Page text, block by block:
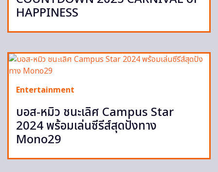
HAPPINESS
Entertainment
บอส-หมิว ชนะเลิศ Campus Star
2024 พร้อมเล่นซีรีส์สุดปังทาง
Mono29